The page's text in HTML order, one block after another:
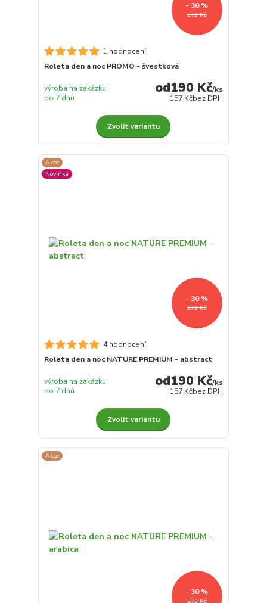
272 Kč
- 30 %
1 hodnocení
Roleta den a noc PROMO - švestková
190 Kč/ks
157 Kčbez DPH
výroba na zakázku
do 7 dnů
Zvolit variantu
Akce
Novinka
272 Kč
- 30 %
4 hodnocení
Roleta den a noc NATURE PREMIUM - abstract
190 Kč/ks
157 Kčbez DPH
výroba na zakázku
do 7 dnů
Zvolit variantu
Akce
272 Kč
- 30 %